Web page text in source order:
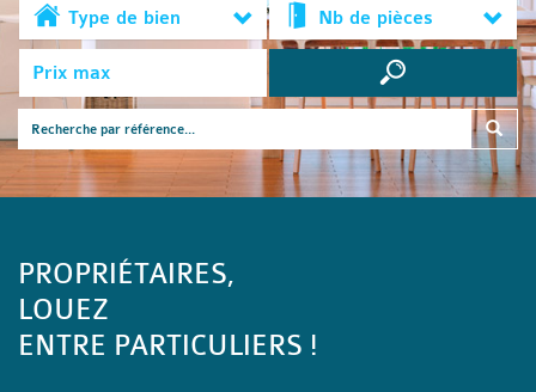
Type de bien Nb de pièces
PROPRIÉTAIRES,
LOUEZ
ENTRE PARTICULIERS !